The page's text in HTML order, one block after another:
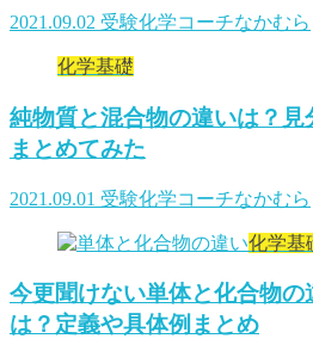
2021.09.02 受験化学コーチなかむら
化学基礎
純物質と混合物の違いは？見
まとめてみた
2021.09.01 受験化学コーチなかむら
化学基
今更聞けない単体と化合物の
は？定義や具体例まとめ